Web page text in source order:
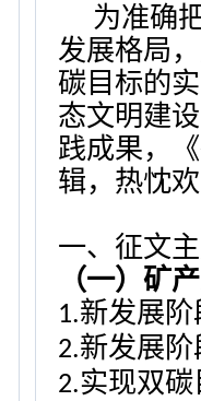
为准确
发展格局，
碳目标的
态文明建
践成果，《
辑，热忱
一、征文
（一）矿
1.新发展
2.新发展
2.实现双